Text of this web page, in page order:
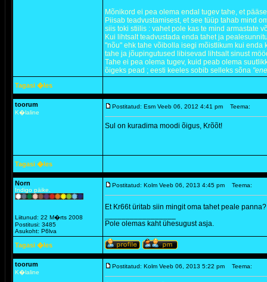
Mõnikord ei pea olema endal tugev tahe, et
Piisab teadvustamisest, et see tüüp tahab mind
siis toki stiilis : vahet pole kas te mind armastate
Kui lihtsalt teadvustada enda tahet ja
"nõu" ehk tahe võibolla isegi mõistlikum kui
tahe ja jõupingutused libisevad lihtsalt sinust
Tahe ei pea olema tugev, kuid peab olema
õigeks pead ; eesti keeles sobib selleks sõna
Tagasi �les
toorum
K�laline
Postitatud: Esm Veeb 06, 2012 4:41 pm Teema:
Sul on kuradima moodi õigus, Krõõt!
Tagasi �les
Norn
Indigo päike.
Liitunud: 22 M�rts 2008
Postitusi: 3485
Asukoht: P6lva
Postitatud: Kolm Veeb 06, 2013 4:45 pm Teema:
Et Kr66t üritab siin mingit oma tahet peale
Pole olemas kaht ühesugust asja.
Tagasi �les
toorum
K�laline
Postitatud: Kolm Veeb 06, 2013 5:22 pm Teema: